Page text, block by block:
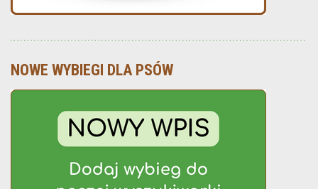
NOWE WYBIEGI DLA PSÓW